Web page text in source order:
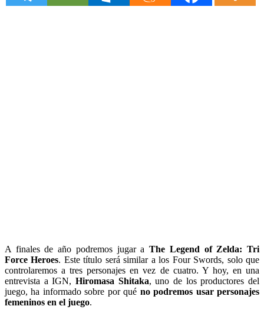
A finales de año podremos jugar a The Legend of Zelda: Tri
Force Heroes. Este título será similar a los Four Swords, solo que
controlaremos a tres personajes en vez de cuatro. Y hoy, en una
entrevista a IGN, Hiromasa Shitaka, uno de los productores del
juego, ha informado sobre por qué no podremos usar personajes
femeninos en el juego.